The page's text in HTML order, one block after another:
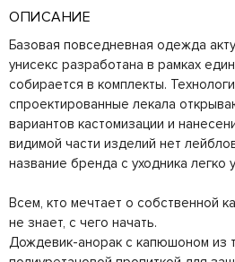
ОПИСАНИЕ
Базовая повседневная одежда
унисекс разработана в рамках
собирается в комплекты.
спроектированные лекала
вариантов кастомизации и
видимой части изделий нет
название бренда с уходника легко
Всем, кто мечтает о собственной
не знает, с чего начать.
Дождевик-анорак с капюшоном из